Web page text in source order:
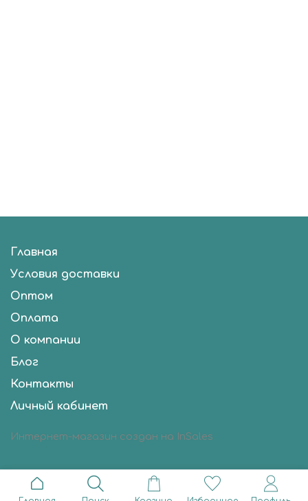
Главная
Условия доставки
Оптом
Оплата
О компании
Блог
Контакты
Личный кабинет
Интернет-магазин создан на InSales